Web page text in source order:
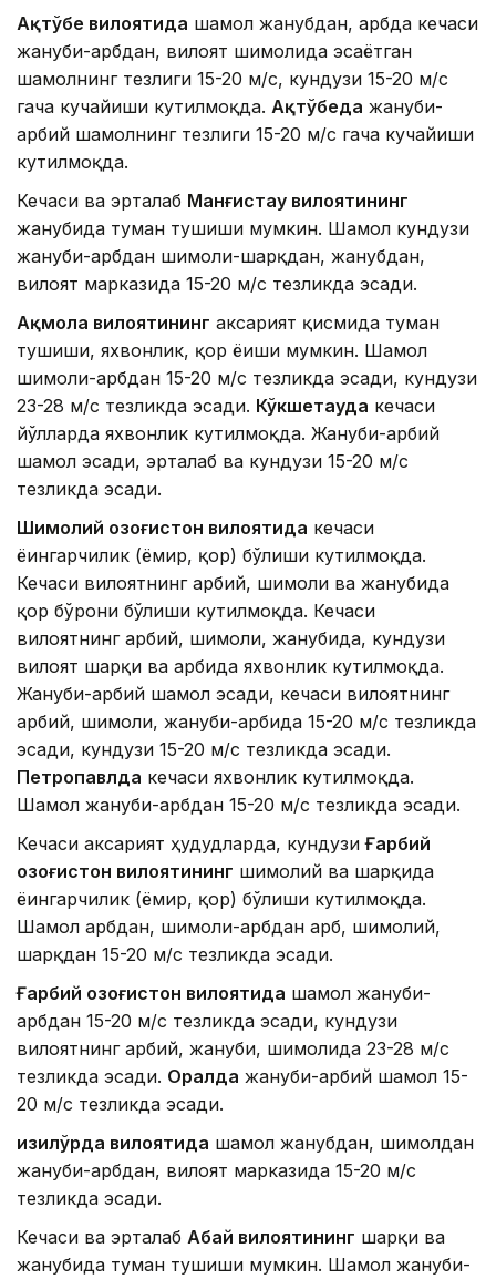
Ақтўбе вилоятида шамол жанубдан, ғарбда кечаси
жануби-ғарбдан, вилоят шимолида эсаётган
шамолнинг тезлиги 15-20 м/с, кундузи 15-20 м/с
гача кучайиши кутилмоқда. Ақтўбеда жануби-
ғарбий шамолнинг тезлиги 15-20 м/с гача кучайиши
кутилмоқда.
Кечаси ва эрталаб Манғистау вилоятининг
жанубида туман тушиши мумкин. Шамол кундузи
жануби-ғарбдан шимоли-шарқдан, жанубдан,
вилоят марказида 15-20 м/с тезликда эсади.
Ақмола вилоятининг аксарият қисмида туман
тушиши, яхвонлик, қор ёғиши мумкин. Шамол
шимоли-ғарбдан 15-20 м/с тезликда эсади, кундузи
23-28 м/с тезликда эсади. Кўкшетауда кечаси
йўлларда яхвонлик кутилмоқда. Жануби-ғарбий
шамол эсади, эрталаб ва кундузи 15-20 м/с
тезликда эсади.
Шимолий Қозоғистон вилоятида кечаси
ёғингарчилик (ёмғир, қор) бўлиши кутилмоқда.
Кечаси вилоятнинг ғарбий, шимоли ва жанубида
қор бўрони бўлиши кутилмоқда. Кечаси
вилоятнинг ғарбий, шимоли, жанубида, кундузи
вилоят шарқи ва ғарбида яхвонлик кутилмоқда.
Жануби-ғарбий шамол эсади, кечаси вилоятнинг
ғарбий, шимоли, жануби-ғарбида 15-20 м/с тезликда
эсади, кундузи 15-20 м/с тезликда эсади.
Петропавлда кечаси яхвонлик кутилмоқда.
Шамол жануби-ғарбдан 15-20 м/с тезликда эсади.
Кечаси аксарият ҳудудларда, кундузиҒарбий
Қозоғистон вилоятининг шимолий ва шарқида
ёғингарчилик (ёмғир, қор) бўлиши кутилмоқда.
Шамол ғарбдан, шимоли-ғарбдан ғарб, шимолий,
шарқдан 15-20 м/с тезликда эсади.
Ғарбий Қозоғистон вилоятида шамол жануби-
ғарбдан 15-20 м/с тезликда эсади, кундузи
вилоятнинг ғарбий, жануби, шимолида 23-28 м/с
тезликда эсади. Оралда жануби-ғарбий шамол 15-
20 м/с тезликда эсади.
Қизилўрда вилоятида шамол жанубдан, шимолдан
жануби-ғарбдан, вилоят марказида 15-20 м/с
тезликда эсади.
Кечаси ва эрталаб Абай вилоятининг шарқи ва
жанубида туман тушиши мумкин. Шамол жануби-